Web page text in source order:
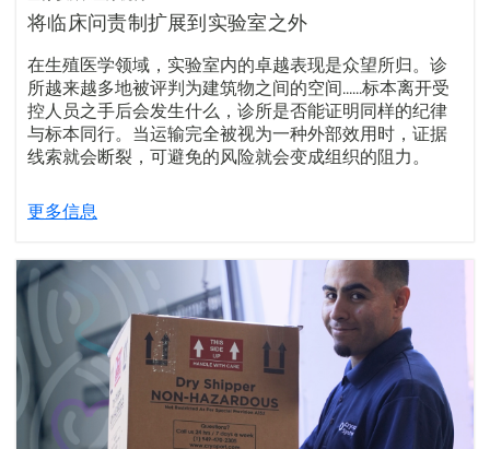
将临床问责制扩展到实验室之外
在生殖医学领域，实验室内的卓越表现是众望所归。诊
所越来越多地被评判为建筑物之间的空间......标本离开受
控人员之手后会发生什么，诊所是否能证明同样的纪律
与标本同行。当运输完全被视为一种外部效用时，证据
线索就会断裂，可避免的风险就会变成组织的阻力。
更多信息